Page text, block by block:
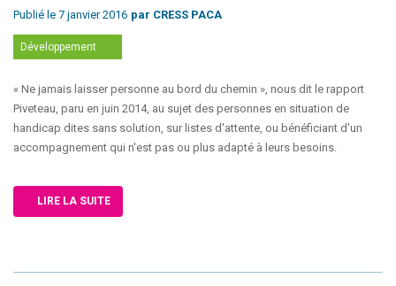
Publié le 7 janvier 2016 par CRESS PACA
Développement
« Ne jamais laisser personne au bord du chemin », nous dit le rapport
Piveteau, paru en juin 2014, au sujet des personnes en situation de
handicap dites sans solution, sur listes d'attente, ou bénéficiant d'un
accompagnement qui n'est pas ou plus adapté à leurs besoins.
LIRE LA SUITE